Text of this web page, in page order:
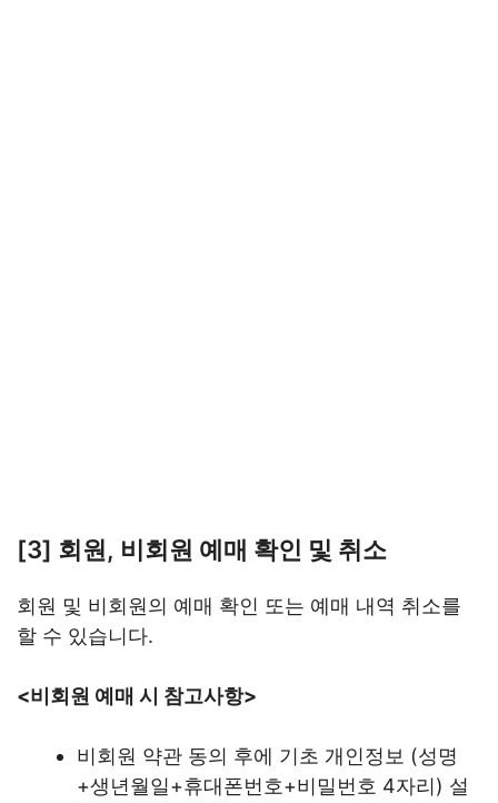
[3] 회원, 비회원 예매 확인 및 취소
회원 및 비회원의 예매 확인 또는 예매 내역 취소를
할 수 있습니다.
<비회원 예매 시 참고사항>
비회원 약관 동의 후에 기초 개인정보 (성명
+생년월일+휴대폰번호+비밀번호 4자리) 설